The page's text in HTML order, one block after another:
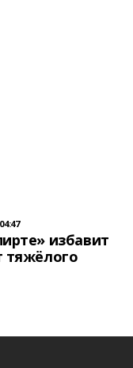
избавит
тяжёлого